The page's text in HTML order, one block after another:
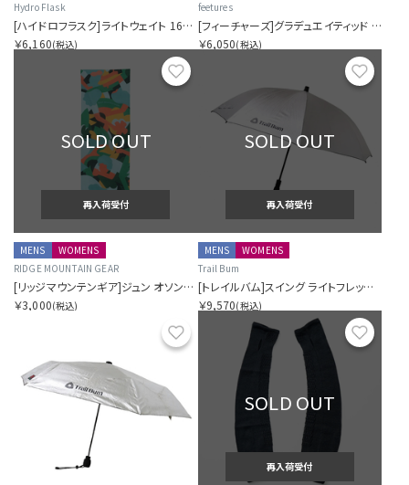
Hydro Flask
[ハイドロフラスク]ライトウェイト 16オンス ワイド フレックス チャグ キャップ サファイアブルー
￥6,160(税込)
feetures
[フィーチャーズ]グラデュエイティッド コンプレッション ライト クッション ニーハイ
￥6,050(税込)
お気に入り
SOLD OUT
再入荷受付
MENS
WOMENS
RIDGE MOUNTAIN GEAR
[リッジマウンテンギア]ジュン オソン×リッジ てぬぐい
￥3,000(税込)
SOLD OUT
再入荷受付
MENS
WOMENS
Trail Bum
[トレイルバム]スイング ライトフレックス アンブレラ UV
￥9,570(税込)
お気に入り
SOLD OUT
再入荷受付